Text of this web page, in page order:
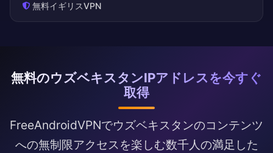
無料イギリスVPN
無料のウズベキスタンIPアドレスを今すぐ
取得
FreeAndroidVPNでウズベキスタンのコンテンツ
への無制限アクセスを楽しむ数千人の満足した